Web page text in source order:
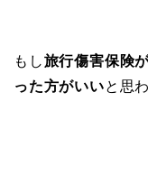
もし旅行傷害保険
った方がいいと思